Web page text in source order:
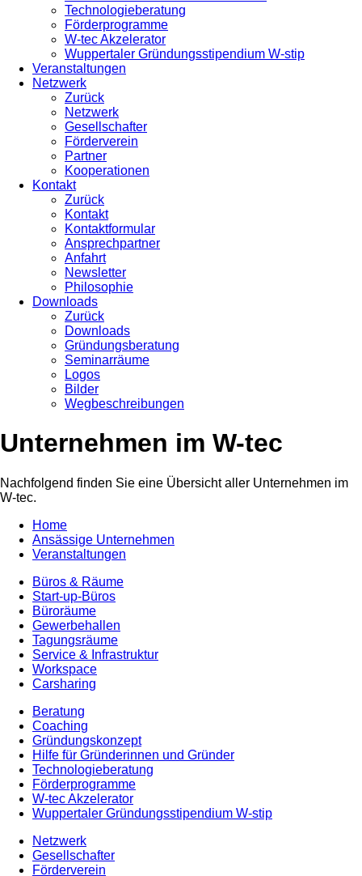
Technologieberatung
Förderprogramme
W-tec Akzelerator
Wuppertaler Gründungsstipendium W-stip
Veranstaltungen
Netzwerk
Zurück
Netzwerk
Gesellschafter
Förderverein
Partner
Kooperationen
Kontakt
Zurück
Kontakt
Kontaktformular
Ansprechpartner
Anfahrt
Newsletter
Philosophie
Downloads
Zurück
Downloads
Gründungsberatung
Seminarräume
Logos
Bilder
Wegbeschreibungen
Unternehmen im W-tec
Nachfolgend finden Sie eine Übersicht aller Unternehmen im
W-tec.
Home
Ansässige Unternehmen
Veranstaltungen
Büros & Räume
Start-up-Büros
Büroräume
Gewerbehallen
Tagungsräume
Service & Infrastruktur
Workspace
Carsharing
Beratung
Coaching
Gründungskonzept
Hilfe für Gründerinnen und Gründer
Technologieberatung
Förderprogramme
W-tec Akzelerator
Wuppertaler Gründungsstipendium W-stip
Netzwerk
Gesellschafter
Förderverein